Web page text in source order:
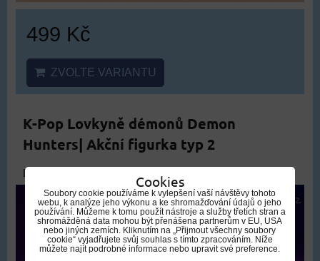
499 Kč
ZVOLTE VARIANTU
K-Pop Lovkyně démonů Demon
Hunters| Akční figurka typ 2
DOPRAVA ZDARMA Cookies
Soubory cookie používáme k vylepšení vaší návštěvy tohoto
webu, k analýze jeho výkonu a ke shromažďování údajů o jeho
používání. Můžeme k tomu použít nástroje a služby třetích stran a
shromážděná data mohou být přenášena partnerům v EU, USA
nebo jiných zemích. Kliknutím na „Přijmout všechny soubory
cookie“ vyjadřujete svůj souhlas s tímto zpracováním. Níže
můžete najít podrobné informace nebo upravit své preference.